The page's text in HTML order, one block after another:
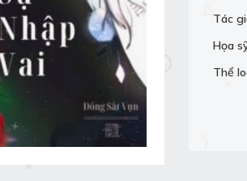
Tác
Họa
Thể